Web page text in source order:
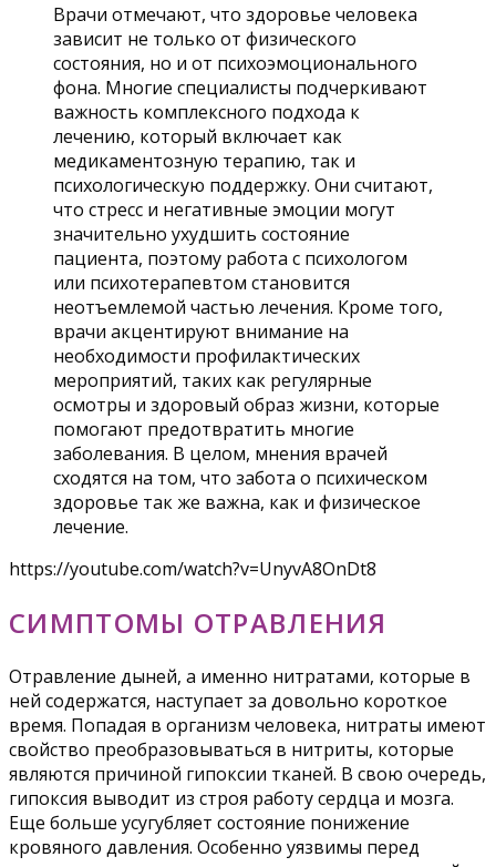
Врачи отмечают, что здоровье человека
зависит не только от физического
состояния, но и от психоэмоционального
фона. Многие специалисты подчеркивают
важность комплексного подхода к
лечению, который включает как
медикаментозную терапию, так и
психологическую поддержку. Они считают,
что стресс и негативные эмоции могут
значительно ухудшить состояние
пациента, поэтому работа с психологом
или психотерапевтом становится
неотъемлемой частью лечения. Кроме того,
врачи акцентируют внимание на
необходимости профилактических
мероприятий, таких как регулярные
осмотры и здоровый образ жизни, которые
помогают предотвратить многие
заболевания. В целом, мнения врачей
сходятся на том, что забота о психическом
здоровье так же важна, как и физическое
лечение.
https://youtube.com/watch?v=UnyvA8OnDt8
СИМПТОМЫ ОТРАВЛЕНИЯ
Отравление дыней, а именно нитратами, которые в
ней содержатся, наступает за довольно короткое
время. Попадая в организм человека, нитраты имеют
свойство преобразовываться в нитриты, которые
являются причиной гипоксии тканей. В свою очередь,
гипоксия выводит из строя работу сердца и мозга.
Еще больше усугубляет состояние понижение
кровяного давления. Особенно уязвимы перед